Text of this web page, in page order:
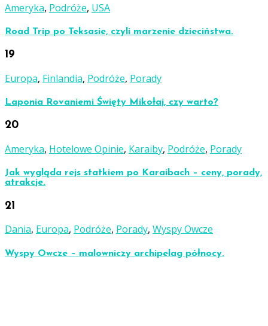
Ameryka, Podróże, USA
Road Trip po Teksasie, czyli marzenie dzieciństwa.
19
Europa, Finlandia, Podróże, Porady
Laponia Rovaniemi Święty Mikołaj, czy warto?
20
Ameryka, Hotelowe Opinie, Karaiby, Podróże, Porady
Jak wygląda rejs statkiem po Karaibach – ceny, porady,
atrakcje.
21
Dania, Europa, Podróże, Porady, Wyspy Owcze
Wyspy Owcze – malowniczy archipelag północy.